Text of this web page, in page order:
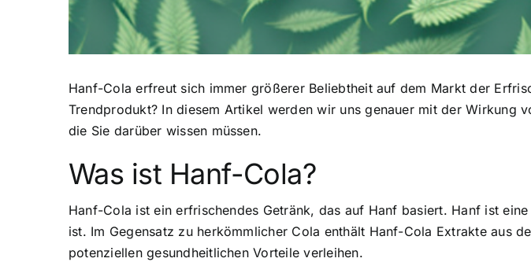
Hanf-Cola erfreut sich immer größerer Beliebtheit auf dem Markt der
Trendprodukt? In diesem Artikel werden wir uns genauer mit der Wirkung
die Sie darüber wissen müssen.
Was ist Hanf-Cola?
Hanf-Cola ist ein erfrischendes Getränk, das auf Hanf basiert. Hanf ist
ist. Im Gegensatz zu herkömmlicher Cola enthält Hanf-Cola Extrakte aus
potenziellen gesundheitlichen Vorteile verleihen.